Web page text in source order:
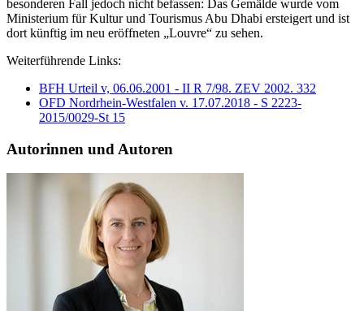
besonderen Fall jedoch nicht befassen: Das Gemälde wurde vom
Ministerium für Kultur und Tourismus Abu Dhabi ersteigert und ist
dort künftig im neu eröffneten „Louvre“ zu sehen.
Weiterführende Links:
BFH Urteil v, 06.06.2001 - II R 7/98. ZEV 2002. 332
OFD Nordrhein-Westfalen v. 17.07.2018 - S 2223-
2015/0029-St 15
Autorinnen und Autoren